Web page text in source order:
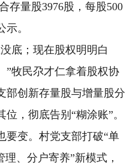
存量股3976股，每股500
。
；现在股权明明白
”牧民尕才仁拿着股权协
部创新存量股与增量股分
，彻底告别“糊涂账”。
变。村党支部打破“单
、分户寄养”新模式，